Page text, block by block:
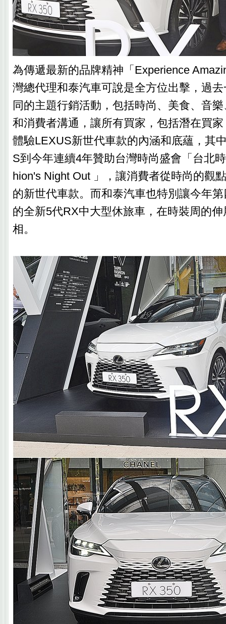
為傳遞最新的品牌精神「Experience
灣總代理和泰汽車可說是全方位出擊，過
同的主題行銷活動，包括時尚、美食、音
和消費者溝通，讓所有買家，包括潛在買
體驗LEXUS新世代車款的內涵和底蘊，其
S到今年連續4年贊助台灣時尚盛會「台北
hion's Night Out 」，讓消費者從時尚的觀
的新世代車款。而和泰汽車也特別讓今年
的全新5代RX中大型休旅車，在時裝周的
相。